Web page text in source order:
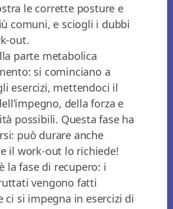
le corrette posture e
comuni, e sciogli i dubbi
out.
parte metabolica
si cominciano a
esercizi, mettendoci il
della forza e
possibili. Questa fase ha
può durare anche
il work-out lo richiede!
la fase di recupero: i
vengono fatti
ci si impegna in esercizi di